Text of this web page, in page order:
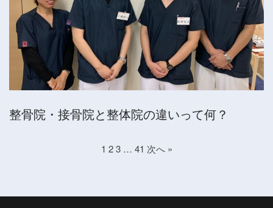
整骨院・接骨院と整体院の違いって何？
1 2 3 … 41 次へ »